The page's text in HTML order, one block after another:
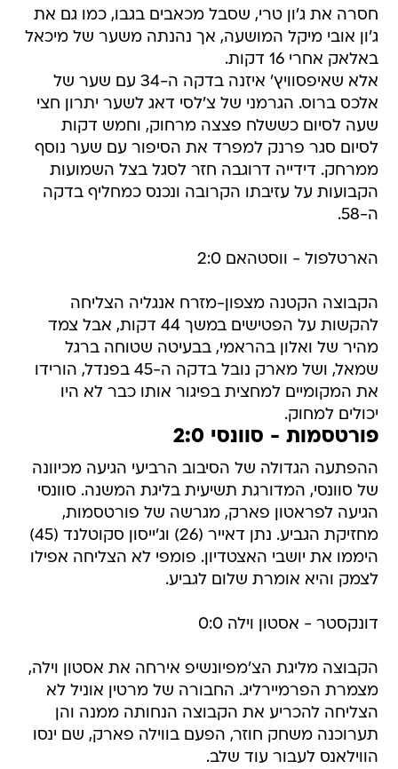
חסרה את ג'ון טרי, שסבל מכאבים בגבו, כמו גם את
ג'ון אובי מיקל המושעה, אך נהנתה משער של מיכאל
באלאק אחרי 16 דקות.
אלא שאיפסוויץ' איזנה בדקה ה-34 עם שער של
אלכס ברוס. הגרמני של צ'לסי דאג לשער יתרון חצי
שעה לסיום כששלח פצצה מרחוק, וחמש דקות
לסיום סגר פרנק למפרד את הסיפור עם שער נוסף
ממרחק. דידייה דרוגבה חזר לסגל בצל השמועות
הקבועות על עזיבתו הקרובה ונכנס כמחליף בדקה
ה-58.
הארטלפול - ווסטהאם 2:0
הקבוצה הקטנה מצפון-מזרח אנגליה הצליחה
להקשות על הפטישים במשך 44 דקות, אבל צמד
מהיר של ואלון בהראמי, בבעיטה שטוחה ברגל
שמאל, ושל מארק נובל בדקה ה-45 בפנדל, הורידו
את המקומיים למחצית בפיגור אותו כבר לא היו
יכולים למחוק.
פורטסמות - סוונסי 2:0
ההפתעה הגדולה של הסיבוב הרביעי הגיעה מכיוונה
של סוונסי, המדורגת תשיעית בליגת המשנה. סוונסי
הגיעה לפראטון פארק, מגרשה של פורטסמות,
מחזיקת הגביע. נתן דאייר (26) וג'ייסון סקוטלנד (45)
היממו את יושבי האצטדיון. פומפי לא הצליחה אפילו
לצמק והיא אומרת שלום לגביע.
דונקסטר - אסטון וילה 0:0
הקבוצה מליגת הצ'מפיונשיפ אירחה את אסטון וילה,
מצמרת הפרמיירליג. החבורה של מרטין אוניל לא
הצליחה להכריע את הקבוצה הנחותה ממנה והן
תערוכנה משחק חוזר, הפעם בווילה פארק, שם ינסו
הווילאנס לעבור עוד שלב.